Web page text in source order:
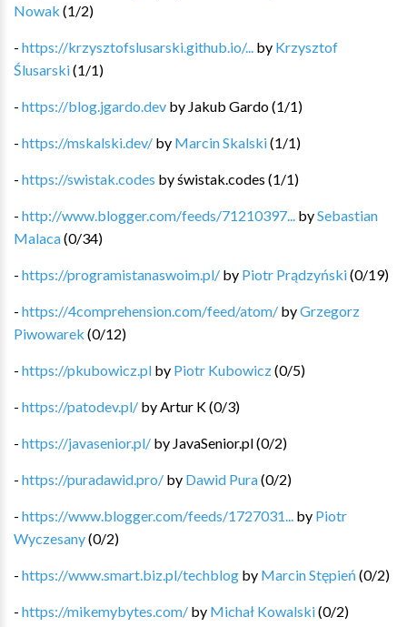
Nowak (1/2)
- https://krzysztofslusarski.github.io/... by Krzysztof
Ślusarski(1/1)
- https://blog.jgardo.dev by Jakub Gardo(1/1)
- https://mskalski.dev/ by Marcin Skalski(1/1)
- https://swistak.codes byświstak.codes (1/1)
- http://www.blogger.com/feeds/71210397... bySebastian
Malaca(0/34)
- https://programistanaswoim.pl/ by Piotr Prądzyński(0/19)
- https://4comprehension.com/feed/atom/ byGrzegorz
Piwowarek (0/12)
- https://pkubowicz.pl by Piotr Kubowicz(0/5)
- https://patodev.pl/ by Artur K(0/3)
- https://javasenior.pl/ by JavaSenior.pl(0/2)
- https://puradawid.pro/ by Dawid Pura(0/2)
- https://www.blogger.com/feeds/1727031... by Piotr
Wyczesany(0/2)
- https://www.smart.biz.pl/techblog by Marcin Stępień (0/2)
- https://mikemybytes.com/ by Michał Kowalski(0/2)